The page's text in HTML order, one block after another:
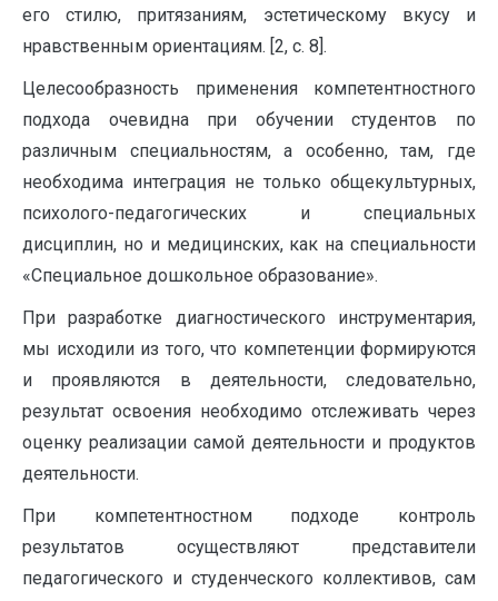
его стилю, притязаниям, эстетическому вкусу и
нравственным ориентациям. [2, c. 8].
Целесообразность применения компетентностного
подхода очевидна при обучении студентов по
различным специальностям, а особенно, там, где
необходима интеграция не только общекультурных,
психолого-педагогических и специальных
дисциплин, но и медицинских, как на специальности
«Специальное дошкольное образование».
При разработке диагностического инструментария,
мы исходили из того, что компетенции формируются
и проявляются в деятельности, следовательно,
результат освоения необходимо отслеживать через
оценку реализации самой деятельности и продуктов
деятельности.
При компетентностном подходе контроль
результатов осуществляют представители
педагогического и студенческого коллективов, сам